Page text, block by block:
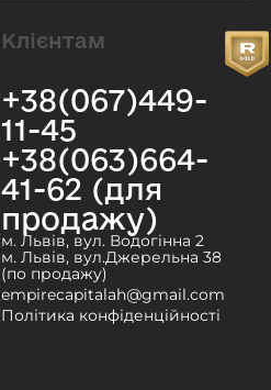
Клієнтам
+38(067)449-
11-45
+38(063)664-
41-62 (для
продажу)
м. Львів, вул. Водогінна 2
м. Львів, вул.Джерельна 38
(по продажу)
empirecapitalah@gmail.com
Політика конфіденційності